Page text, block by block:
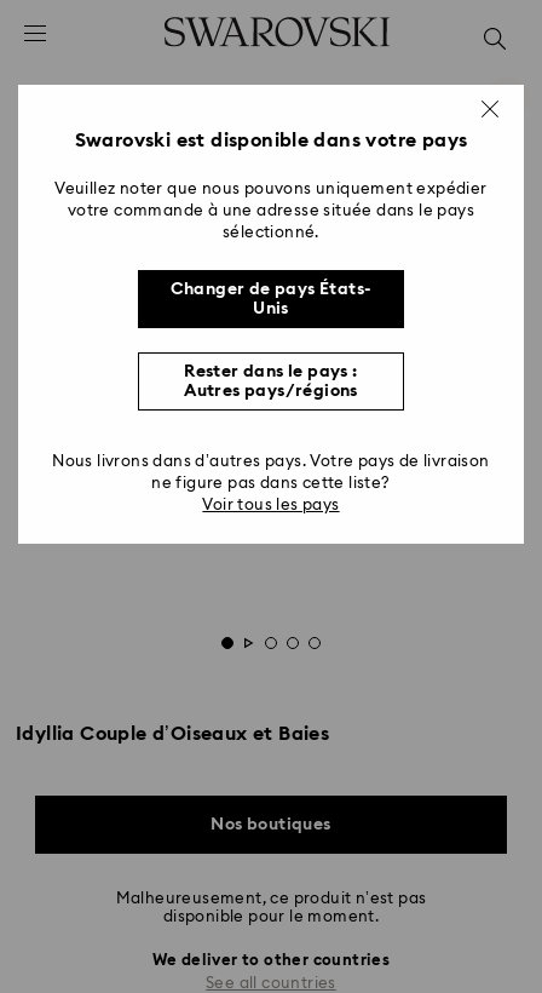
Accesskeys list
2 - Footer
Idyllia Couple d’Oiseaux et Baies
Nos boutiques
Malheureusement, ce produit n’est pas
disponible pour le moment.
We deliver to other countries
See all countries
Swarovski est disponible dans votre pays
Veuillez noter que nous pouvons uniquement expédier
votre commande à une adresse située dans le pays
sélectionné.
Changer de pays États-
Unis
Rester dans le pays :
Autres pays/régions
Nous livrons dans d’autres pays. Votre pays de livraison
ne figure pas dans cette liste?
Voir tous les pays